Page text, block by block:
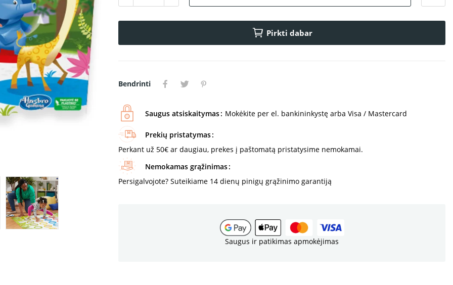
Pirkti dabar
Bendrinti
Saugus atsiskaitymas Mokėkite per el. bankininkystę arba Visa / Mastercard
Prekių pristatymas
Perkant už 50€ ar daugiau, prekes į paštomatą pristatysime nemokamai.
Nemokamas grąžinimas
Persigalvojote? Suteikiame 14 dienų pinigų grąžinimo garantiją
Saugus ir patikimas apmokėjimas